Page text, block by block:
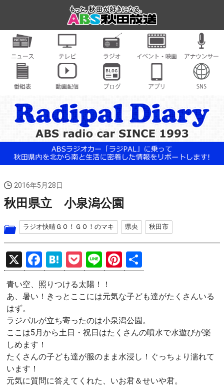
2016年5月28日
秋田県立 小泉潟公園
ラジオ快晴ＧＯ！ＧＯ！のマキ 県央 秋田市
X
F
a
ce
o
o
k
H
at
e
a
P
o
ck
Li
n
e
Pi
nt
er
t
有
青い空、照りつける太陽！！
あ、暑い！きっとここには元気な子ども達がたくさんいる
はず。
ラジパルが立ち寄ったのは小泉潟公園。
ここは5月から土日・祝日はたくさんの噴水で水遊びが楽
しめます！
たくさんの子ども達が服のまま水浸し！ぐっちょり濡れて
います！
元気に質問に答えてくれた、いお君＆せいや君。